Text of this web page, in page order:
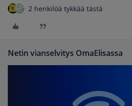
2 henkilöä tykkää tästä
Netin vianselvitys OmaElisassa